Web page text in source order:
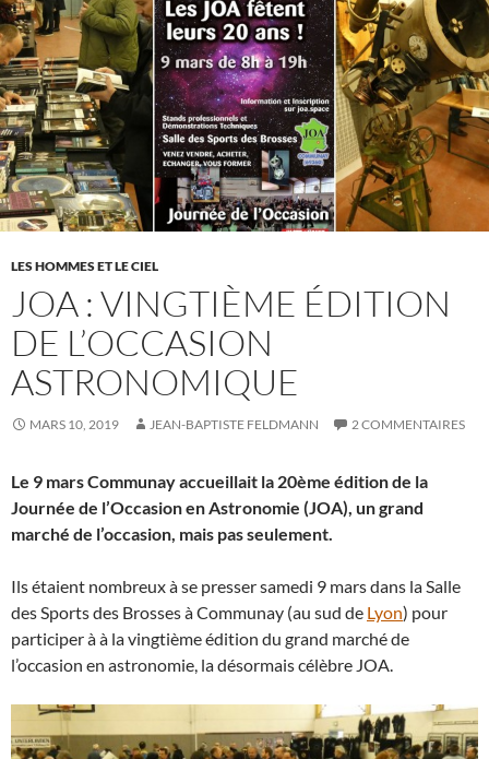
LES HOMMES ET LE CIEL
JOA : VINGTIÈME ÉDITION
DE L’OCCASION
ASTRONOMIQUE
MARS 10, 2019 JEAN-BAPTISTE FELDMANN 2 COMMENTAIRES
Le 9 mars Communay accueillait la 20ème édition de la
Journée de l’Occasion en Astronomie (JOA), un grand
marché de l’occasion, mais pas seulement.
Ils étaient nombreux à se presser samedi 9 mars dans la Salle
des Sports des Brosses à Communay (au sud de Lyon) pour
participer à à la vingtième édition du grand marché de
l’occasion en astronomie, la désormais célèbre JOA.